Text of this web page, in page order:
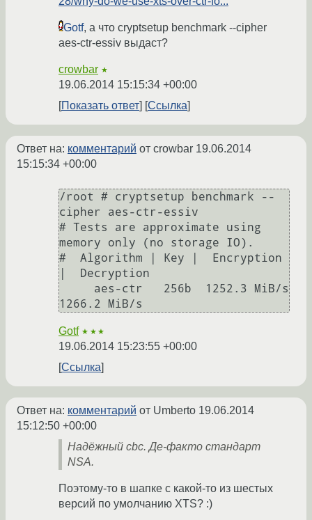
Gotf, а что cryptsetup benchmark --cipher
aes-ctr-essiv выдаст?
crowbar ★
19.06.2014 15:15:34 +00:00
Показать ответ
Ссылка
Ответ на: комментарий от crowbar 19.06.2014
15:15:34 +00:00
/root # cryptsetup benchmark --
cipher aes-ctr-essiv
# Tests are approximate using
memory only (no storage IO).
#  Algorithm | Key |  Encryption
|  Decryption
Gotf ★★★
19.06.2014 15:23:55 +00:00
Ссылка
Ответ на: комментарий от Umberto 19.06.2014
15:12:50 +00:00
Надёжный cbc. Де-факто стандарт
NSA.
Поэтому-то в шапке с какой-то из шестых
версий по умолчанию XTS? :)